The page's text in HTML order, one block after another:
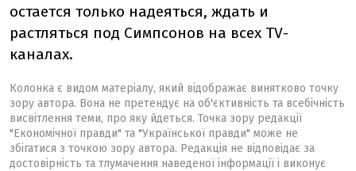
остается только надеяться, ждать и
растляться под Симпсонов на всех TV-
каналах.
Колонка є видом матеріалу, який відображає винятково точку
зору автора. Вона не претендує на об'єктивність та всебічність
висвітлення теми, про яку йдеться. Точка зору редакції
"Економічної правди" та "Української правди" може не
збігатися з точкою зору автора. Редакція не відповідає за
достовірність та тлумачення наведеної інформації і виконує